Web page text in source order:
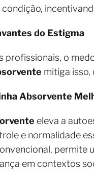
condição,
do Estigma
profissionais, o
mitiga
Absorvente
eleva a
e normalidade
permite
em contextos